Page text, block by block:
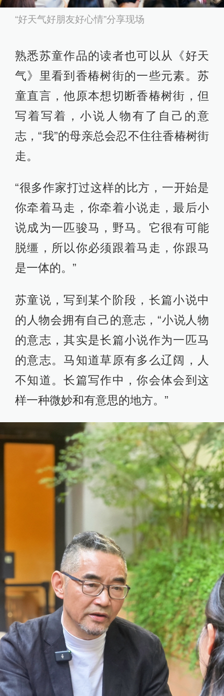
“好天气好朋友好心情”分享现场
熟悉苏童作品的读者也可以从《好天
气》里看到香椿树街的一些元素。苏
童直言，他原本想切断香椿树街，但
写着写着，小说人物有了自己的意
志，“我”的母亲总会忍不住往香椿树街
走。
“很多作家打过这样的比方，一开始是
你牵着马走，你牵着小说走，最后小
说成为一匹骏马，野马。它很有可能
脱缰，所以你必须跟着马走，你跟马
是一体的。”
苏童说，写到某个阶段，长篇小说中
的人物会拥有自己的意志，“小说人物
的意志，其实是长篇小说作为一匹马
的意志。马知道草原有多么辽阔，人
不知道。长篇写作中，你会体会到这
样一种微妙和有意思的地方。”